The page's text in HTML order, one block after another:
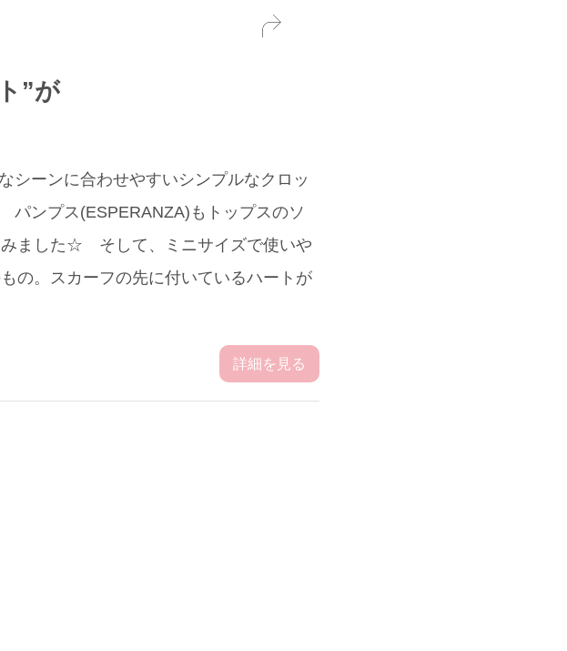
”が
シーンに合わせやすいシンプルなクロッ
ンプス(ESPERANZA)もトップスのソ
みました☆ そして、ミニサイズで使いや
の。スカーフの先に付いているハートが
詳細を見る